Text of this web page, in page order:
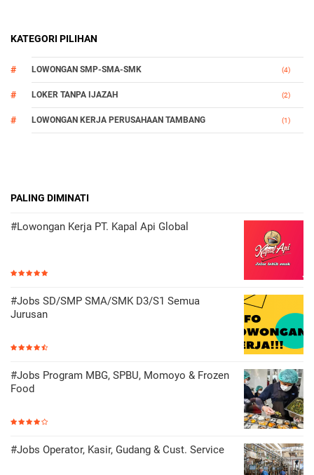
KATEGORI PILIHAN
LOWONGAN SMP-SMA-SMK (4)
LOKER TANPA IJAZAH (2)
LOWONGAN KERJA PERUSAHAAN TAMBANG (1)
PALING DIMINATI
#Lowongan Kerja PT. Kapal Api Global
#Jobs SD/SMP SMA/SMK D3/S1 Semua
Jurusan
#Jobs Program MBG, SPBU, Momoyo & Frozen
Food
#Jobs Operator, Kasir, Gudang & Cust. Service